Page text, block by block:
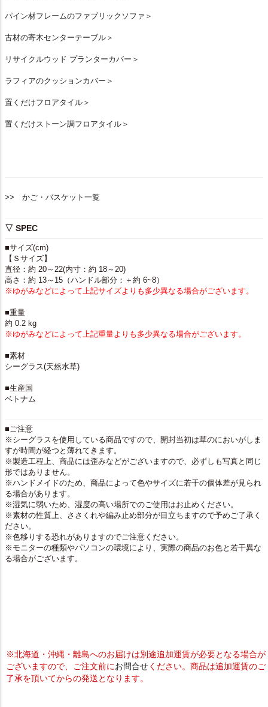
パイン材フレームのファブリックソファ＞
古材の寄木センターテーブル＞
リサイクルウッド プランターカバー＞
ラフィアのクッションカバー＞
置くだけフロアタイル＞
置くだけストーン調フロアタイル＞
>> かご・バスケット一覧
▽ SPEC
■サイズ(cm)
【Ｓサイズ】
直径：約 20～22(内寸：約 18～20)
高さ：約 13～15（ハンドル部分：＋約 6~8）
※ゆがみなどによって上記サイズよりも多少異なる場合がございます。
■重量
約 0.2 kg
※ゆがみなどによって上記重量よりも多少異なる場合がございます。
■素材
シーグラス(天然水草)
■生産国
ベトナム
■ご注意
※シーグラスを使用している商品ですので、開封当初は草のにおいがしま
すが時間が経つと薄れてきます。
※製造工程上、商品には歪みなどがございますので、必ずしも写真と同じ
形ではありません。
※ハンドメイドのため、商品によって色やサイズに若干の個体差が見られ
る場合があります。
※湿気に弱いため、湿度の高い場所でのご使用はお止めください。
※素材の性質上、ささくれや編み止め部分が目立ちますので予めご了承く
ださい。
※色移りする恐れがありますのでご注意ください。
※モニターの種類やパソコンの環境により、実際の商品のお色と若干異な
る場合がございます。
※北海道・沖縄・離島へのお届けは別途追加運賃が必要となる場合が
ございますので、ご注文前にお問合せください。商品は追加運賃のご
了承を頂いてからの発送となります。